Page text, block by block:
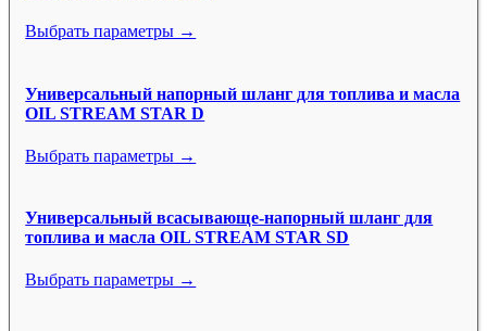
Выбрать параметры →
Универсальный напорный шланг для топлива и масла
OIL STREAM STAR D
Выбрать параметры →
Универсальный всасывающе-напорный шланг для
топлива и масла OIL STREAM STAR SD
Выбрать параметры →